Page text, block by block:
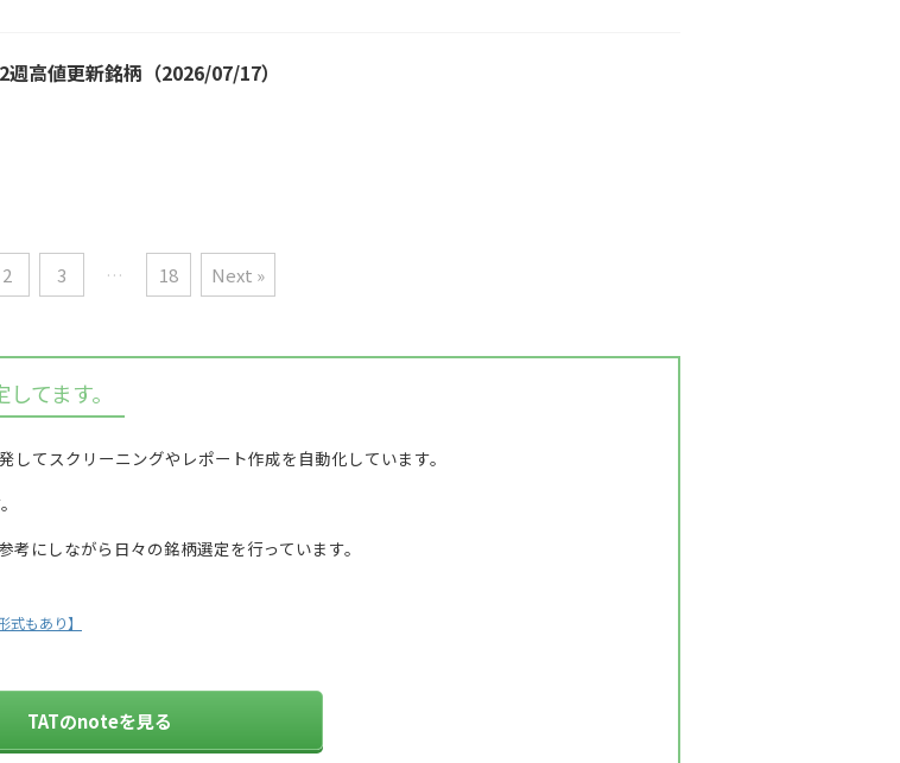
週高値更新銘柄（2026/07/17）
2 3 … 18 Next »
てます。
てスクリーニングやレポート作成を自動化しています。
にしながら日々の銘柄選定を行っています。
もあり】
TATのnoteを見る